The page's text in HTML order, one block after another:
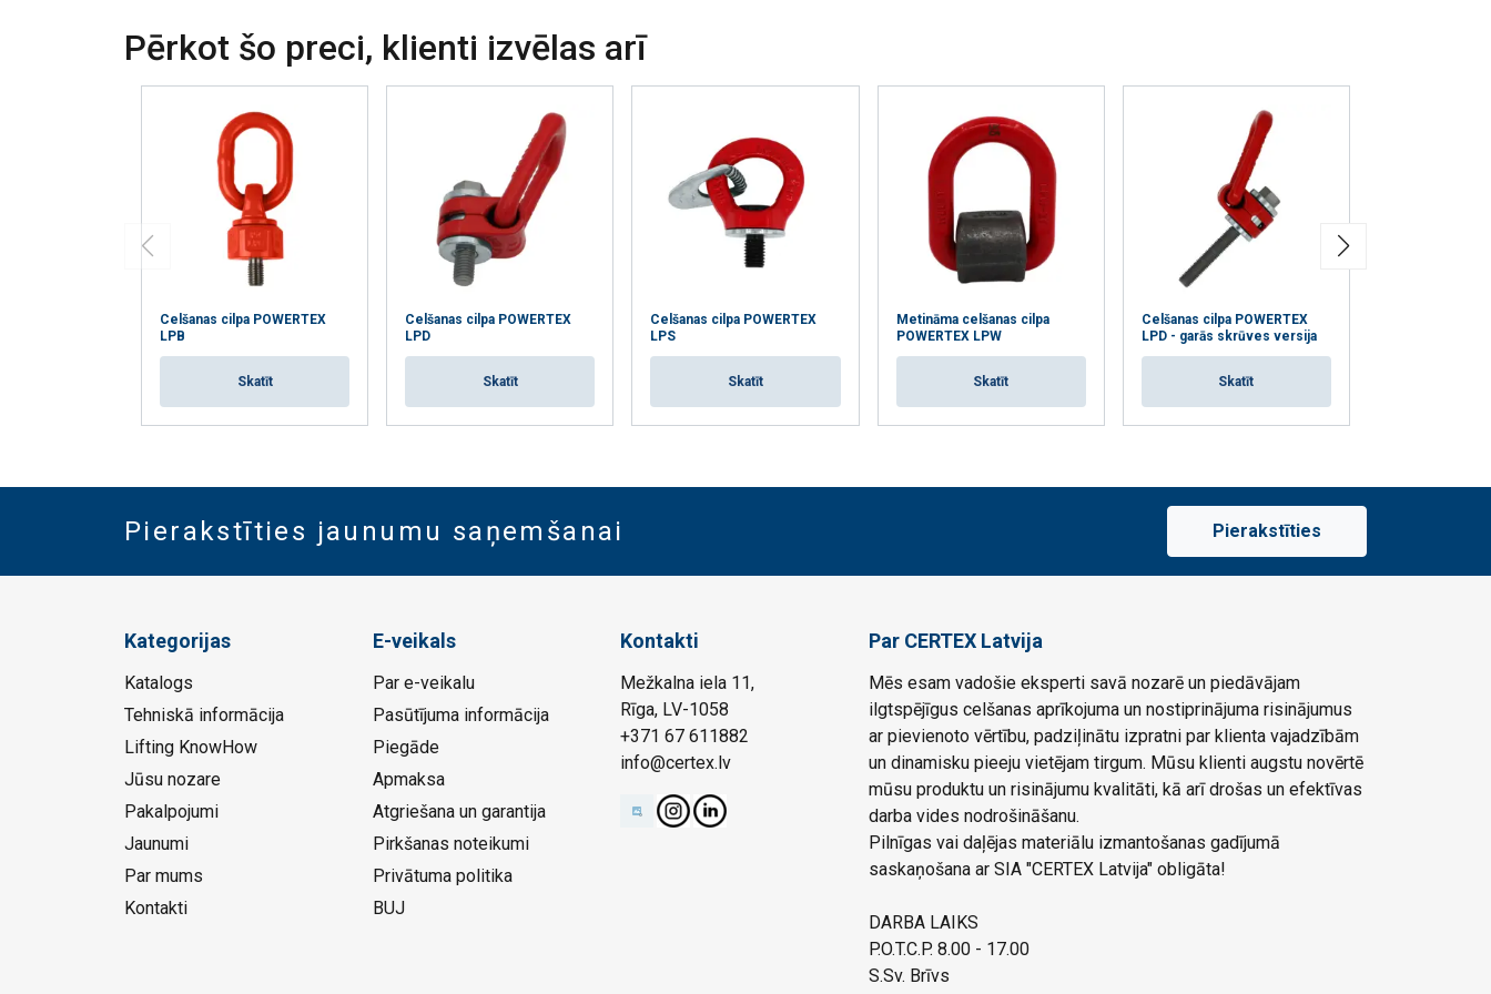
Pērkot šo preci, klienti izvēlas arī
Celšanas cilpa POWERTEX
LPB
Skatīt
Celšanas cilpa POWERTEX
LPD
Skatīt
Celšanas cilpa POWERTEX
LPS
Skatīt
Metināma celšanas cilpa
POWERTEX LPW
Skatīt
Celšanas cilpa POWERTEX
LPD - garās skrūves versija
Skatīt
Pierakstīties jaunumu saņemšanai Pierakstīties
Kategorijas
Katalogs
Tehniskā informācija
Lifting KnowHow
Jūsu nozare
Pakalpojumi
Jaunumi
Par mums
Kontakti
E-veikals
Par e-veikalu
Pasūtījuma informācija
Piegāde
Apmaksa
Atgriešana un garantija
Pirkšanas noteikumi
Privātuma politika
BUJ
Kontakti
Mežkalna iela 11,
Rīga, LV-1058
+371 67 611882
info@certex.lv
Par CERTEX Latvija
Mēs esam vadošie eksperti savā nozarē un piedāvājam
ilgtspējīgus celšanas aprīkojuma un nostiprinājuma risinājumus
ar pievienoto vērtību, padziļinātu izpratni par klienta vajadzībām
un dinamisku pieeju vietējam tirgum. Mūsu klienti augstu novērtē
mūsu produktu un risinājumu kvalitāti, kā arī drošas un efektīvas
darba vides nodrošināšanu.
Pilnīgas vai daļējas materiālu izmantošanas gadījumā
saskaņošana ar SIA "CERTEX Latvija" obligāta!
DARBA LAIKS
P.O.T.C.P. 8.00 - 17.00
S.Sv. Brīvs
nepieciešamie
PIEKRIST VISIEM
ATTEIKTIES NO VISIEM